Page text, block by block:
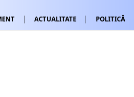
ACTUALITATE POLITICĂ